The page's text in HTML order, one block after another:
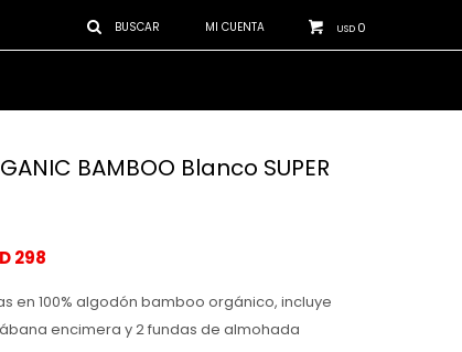
USD 0
BAMBOO Blanco SUPER
298
en 100% algodón bamboo orgánico, incluye
encimera y 2 fundas de almohada